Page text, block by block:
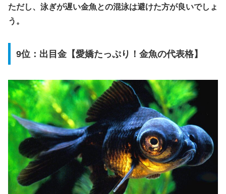
ただし、泳ぎが遅い金魚との混泳は避けた方が良いでしょ
う。
9位：出目金【愛嬌たっぷり！金魚の代表格】